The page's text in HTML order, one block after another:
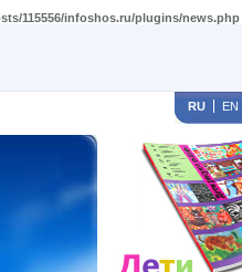
115556/infoshos.ru/plugins/news.php
RU EN